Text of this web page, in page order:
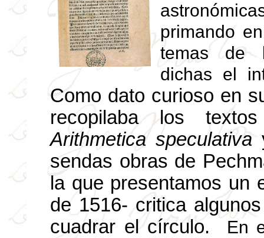
primando
temas de
dichas el
Como dato curioso en
recopilaba los
Arithmetica speculativa
sendas obras de
la que presentamos un
de 1516- critica
cuadrar el círculo.
En